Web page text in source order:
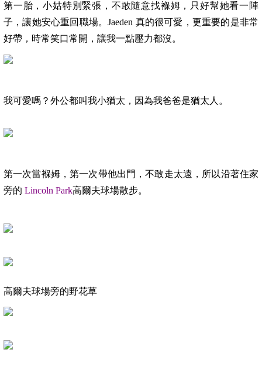
第一胎，小姑特別緊張，不敢隨意找褓姆，只好幫她看一陣
子，讓她安心重回職場。Jaeden 真的很可愛，更重要的是非常
好帶，時常笑口常開，讓我一點壓力都沒。
我可愛嗎？外公都叫我小猶太，因為我爸爸是猶太人。
第一次當褓姆，第一次帶他出門，不敢走太遠，所以沿著住家
旁的 Lincoln Park高爾夫球場散步。
高爾夫球場旁的野花草